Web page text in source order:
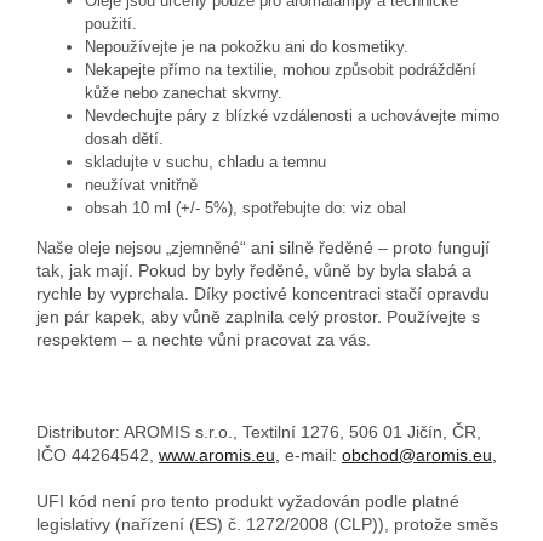
použití.
Nepoužívejte je na pokožku ani do kosmetiky.
Nekapejte přímo na textilie, mohou způsobit podráždění
kůže nebo zanechat skvrny.
Nevdechujte páry z blízké vzdálenosti a uchovávejte mimo
dosah dětí.
skladujte v suchu, chladu a temnu
neužívat vnitřně
obsah 10 ml (+/- 5%), spotřebujte do: viz obal
Naše oleje nejsou „zjemněné“ ani silně ředěné – proto fungují
tak, jak mají. Pokud by byly ředěné, vůně by byla slabá a
rychle by vyprchala. Díky poctivé koncentraci stačí opravdu
jen pár kapek, aby vůně zaplnila celý prostor. Používejte s
respektem – a nechte vůni pracovat za vás.
Distributor: AROMIS s.r.o., Textilní 1276, 506 01 Jičín, ČR,
IČO 44264542, www.aromis.eu, e-mail: obchod@aromis.eu,
UFI kód není pro tento produkt vyžadován podle platné
legislativy (nařízení (ES) č. 1272/2008 (CLP)), protože směs